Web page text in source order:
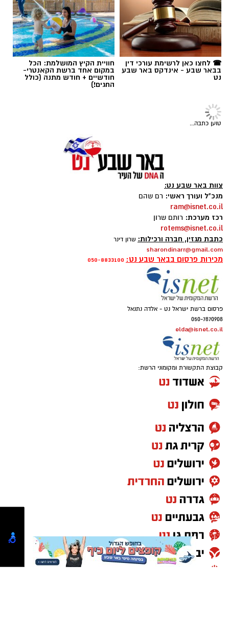
קרדיט: Route90 Wildgrilled
Wildgrilled" – מתחם אירועים קולינרי חדש
הממוקם במיקום פסטורלי במיוחד: לב מטע תמרים
ושיפודים חגיגי כחלק מאירועי "לילות קיץ בערבה".
האירוע מציע חוויה קולינרית באווירה מדברית
ייחודית בלב המשק המשפחתי. הסועדים יישבו
בשולחנות עץ תחת כיפת השמיים ובין עצי התמר,
בעוד שלנגד עיניהם יסתובבו גלגלי שווארמה דונר
והודו, העשויים מנתחי בשר משובחים מבית
המעדנייה. כל זאת ילווה במוזיקה שמחה, מגוון
בירות ויין, שנועדו להשלים את האווירה הלילית
הנעימה.
הערב הקולינרי בצופר הוא חלק מאירועי "לילות
קיץ בערבה", שמקיימת תיירות מועצה אזורית
הערבה התיכונה לאורך כל חודש אוגוסט. התוכנית
כוללת שלל פעילויות לכל המשפחה, בהן ארוחות
שף מדבריות, סיורים בעקבות חיות בר ליליות
ותצפיות כוכבים מקצועיות. היתרון הגדול של
הערבה התיכונה הוא היעדר התאורה המלאכותית,
☎ לחצו כאן לרשימת עורכי דין
בבאר שבע - אינדקס באר שבע
נט
חוויית הקיץ המושלמת: הכל
במקום אחד ברשת הקאנטרי-
חודשיים + חודש מתנה (כולל
החגים!)
טוען כתבה...
רותם שרון
rotems@isnet.co.il
כתבת מגזין, חברה ורכילות:
sharondinarr@gmail.com
מכירות פרסום בבאר שבע נט:
פרסום ברשת ישראל נט - אלדה נתנאל
elda@isnet.co.il
קבוצת התקשורת ומקומוני הרשת: